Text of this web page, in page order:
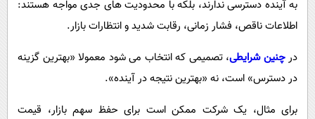
به آینده دسترسی ندارند، بلکه با محدودیت های جدی مواجه هستند:
اطلاعات ناقص، فشار زمانی، رقابت شدید و انتظارات بازار.
درچنین شرایطی، تصمیمی که انتخاب می شود معمولا «بهترین گزینه
در دسترس» است، نه «بهترین نتیجه در آینده».
برای مثال، یک شرکت ممکن است برای حفظ سهم بازار، قیمت